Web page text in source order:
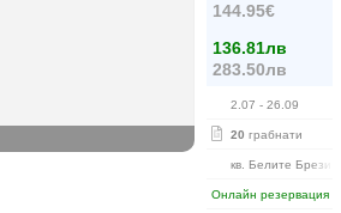
144.95€
136.81лв
283.50лв
2.07 - 26.09
20 грабнати
кв. Белите Брези
Онлайн резервация